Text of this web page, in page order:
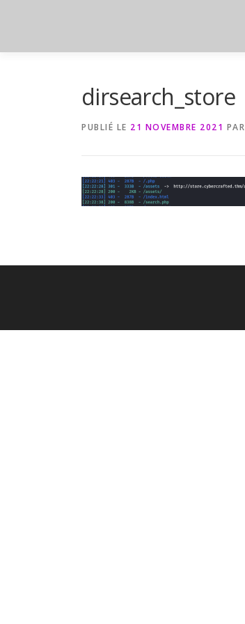
dirsearch_store
PUBLIÉ LE 21 NOVEMBRE 2021 PAR